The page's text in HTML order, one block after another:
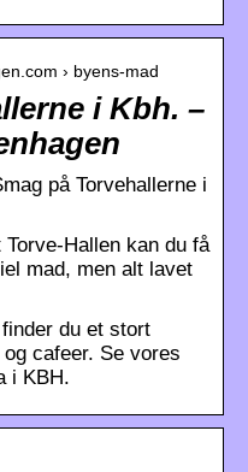
› byens-mad
i Kbh. –
på Torvehallerne i
Hallen kan du få
mad, men alt lavet
du et stort
cafeer. Se vores
i KBH.